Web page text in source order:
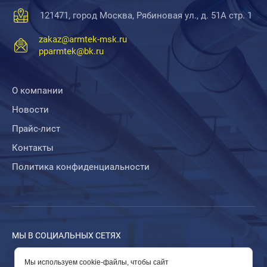
121471, город Москва, Рябиновая ул., д. 51А стр. 1
zakaz@armtek-msk.ru
pparmtek@bk.ru
О компании
Новости
Прайс-лист
Контакты
Политика конфиденциальности
МЫ В СОЦИАЛЬНЫХ СЕТЯХ
Мы используем cookie-файлы, чтобы сайт